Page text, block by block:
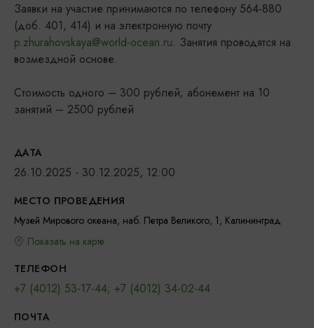
Заявки на участие принимаются по телефону 564-880
(доб. 401, 414) и на электронную почту
p.zhurahovskaya@world-ocean.ru. Занятия проводятся на
возмездной основе.
Стоимость одного – 300 рублей; абонемент на 10
занятий – 2500 рублей
ДАТА
26.10.2025 - 30.12.2025, 12:00
МЕСТО ПРОВЕДЕНИЯ
Музей Мирового океана, наб. Петра Великого, 1, Калининград
Показать на карте
ТЕЛЕФОН
+7 (4012) 53-17-44; +7 (4012) 34-02-44
ПОЧТА